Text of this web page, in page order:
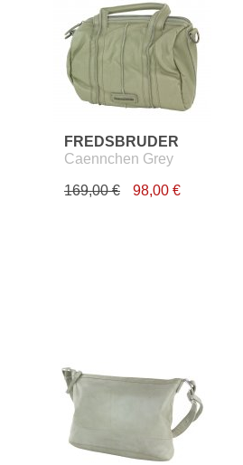
FREDSBRUDER
Caennchen Grey
169,00 € 98,00 €